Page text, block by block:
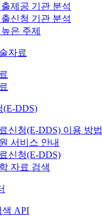
제공 기관 분석
신청 기관 분석
은 주제
자료
(E-DDS)
신청(E-DDS) 이용 방법
서비스 안내
신청(E-DDS)
자료 검색
색 API